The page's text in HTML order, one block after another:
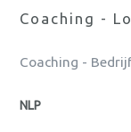
Coaching -
Coaching -
NLP